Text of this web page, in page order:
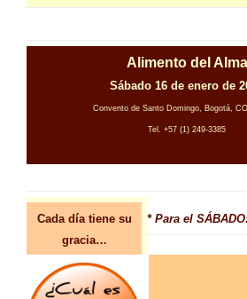
Alimento del Alma
Sábado 16 de enero de
Convento de Santo Domingo, Bogotá,
Tel. +57 (1) 249-3385
Cada día tiene su
gracia…
* Para el